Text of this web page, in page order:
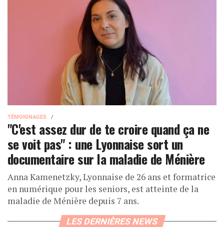
TÉMOIGNAGES
"C'est assez dur de te croire quand ça ne
se voit pas" : une Lyonnaise sort un
documentaire sur la maladie de Ménière
Anna Kamenetzky, Lyonnaise de 26 ans et formatrice
en numérique pour les seniors, est atteinte de la
maladie de Ménière depuis 7 ans.
LES DERNIÈRES NEWS